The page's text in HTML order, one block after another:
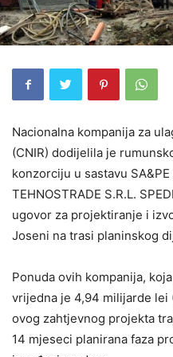
Nacionalna kompanija za
(CNIR) dodijelila je
konzorciju u sastavu SA&PE
TEHNOSTRADE S.R.L.
ugovor za projektiranje i
Joseni na trasi planinskog
Ponuda ovih kompanija,
vrijedna je 4,94 milijarde lei
ovog zahtjevnog projekta
14 mjeseci planirana faza